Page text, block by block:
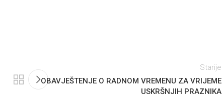
Starije
OBAVJEŠTENJE O RADNOM VREMENU ZA VRIJEME
USKRŠNJIH PRAZNIKA